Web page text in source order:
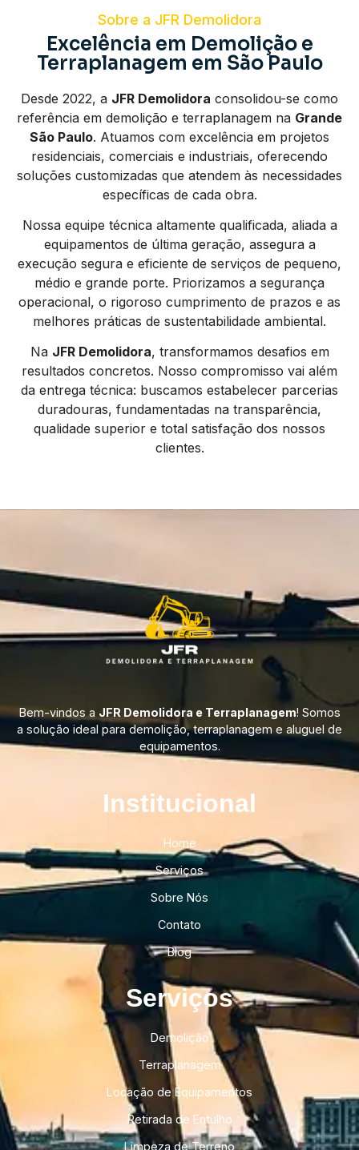
Sobre a JFR Demolidora
Excelência em Demolição e
Terraplanagem em São Paulo
Desde 2022, a JFR Demolidora consolidou-se como
referência em demolição e terraplanagem na Grande
São Paulo. Atuamos com excelência em projetos
residenciais, comerciais e industriais, oferecendo
soluções customizadas que atendem às necessidades
específicas de cada obra.
Nossa equipe técnica altamente qualificada, aliada a
equipamentos de última geração, assegura a
execução segura e eficiente de serviços de pequeno,
médio e grande porte. Priorizamos a segurança
operacional, o rigoroso cumprimento de prazos e as
melhores práticas de sustentabilidade ambiental.
Na JFR Demolidora, transformamos desafios em
resultados concretos. Nosso compromisso vai além
da entrega técnica: buscamos estabelecer parcerias
duradouras, fundamentadas na transparência,
qualidade superior e total satisfação dos nossos
clientes.
Bem-vindos a JFR Demolidora e Terraplanagem! Somos
a solução ideal para demolição, terraplanagem e aluguel de
equipamentos.
Institucional​
Home
Serviços
Sobre Nós
Contato
Blog
Serviços
Demolição
Terraplanagem
Locação de Equipamentos
Retirada de Entulho
Limpeza de Terreno